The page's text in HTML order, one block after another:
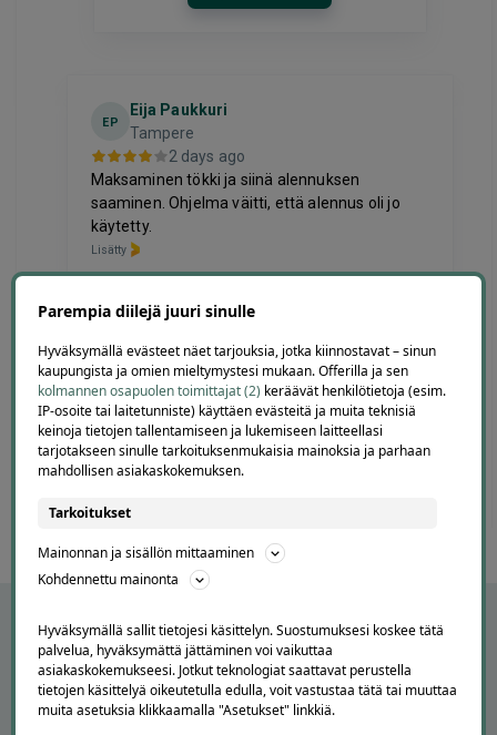
EP
Eija Paukkuri
Tampere
2 days ago
Maksaminen tökki ja siinä alennuksen
saaminen. Ohjelma väitti, että alennus oli jo
käytetty.
Lisätty
Page
of
60
Parempia diilejä juuri sinulle
Hyväksymällä evästeet näet tarjouksia, jotka kiinnostavat – sinun
kaupungista ja omien mieltymystesi mukaan. Offerilla ja sen
kolmannen osapuolen toimittajat (2) keräävät henkilötietoja (esim.
IP-osoite tai laitetunniste) käyttäen evästeitä ja muita teknisiä
keinoja tietojen tallentamiseen ja lukemiseen laitteellasi
tarjotakseen sinulle tarkoituksenmukaisia mainoksia ja parhaan
mahdollisen asiakaskokemuksen.
Tarkoitukset
Mainonnan ja sisällön mittaaminen
Kohdennettu mainonta
Hyväksymällä sallit tietojesi käsittelyn. Suostumuksesi koskee tätä
palvelua, hyväksymättä jättäminen voi vaikuttaa
asiakaskokemukseesi. Jotkut teknologiat saattavat perustella
tietojen käsittelyä oikeutetulla edulla, voit vastustaa tätä tai muuttaa
muita asetuksia klikkaamalla "Asetukset" linkkiä.